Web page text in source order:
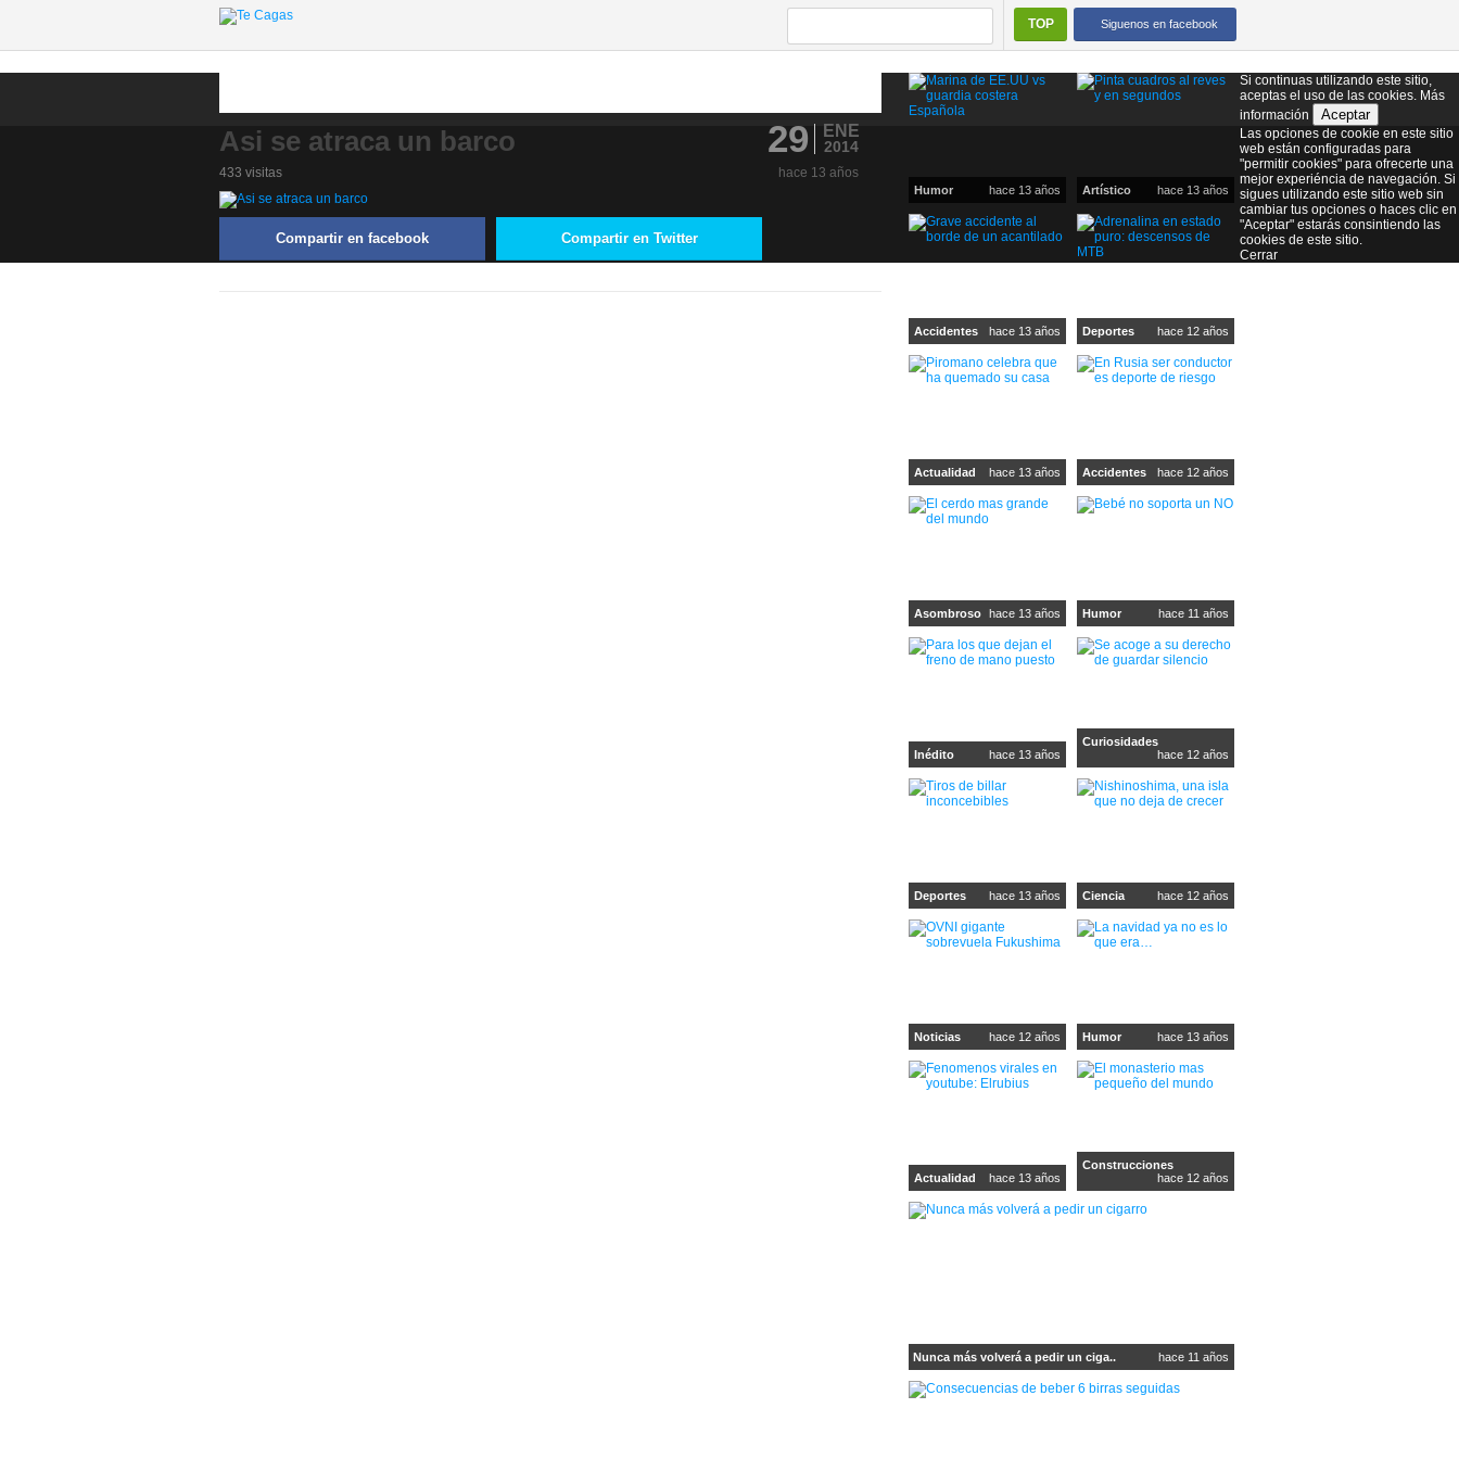
Siguenos en facebook
TOP
Asi se atraca un barco
433 visitas
29 ENE
2014
hace 13 años
Compartir en facebook Compartir en Twitter
Humor hace 13 años Artístico hace 13 años
Accidentes hace 13 años Deportes hace 12 años
Actualidad hace 13 años Accidentes hace 12 años
Asombroso hace 13 años Humor hace 11 años
Inédito hace 13 años
Curiosidades
hace 12 años
Deportes hace 13 años Ciencia hace 12 años
Noticias hace 12 años Humor hace 13 años
Actualidad hace 13 años
Construcciones
hace 12 años
Nunca más volverá a pedir un ciga.. hace 11 años
Si continuas utilizando este sitio,
aceptas el uso de las cookies. Más
información
Aceptar
Las opciones de cookie en este sitio
web están configuradas para
"permitir cookies" para ofrecerte una
mejor experiéncia de navegación. Si
sigues utilizando este sitio web sin
cambiar tus opciones o haces clic en
"Aceptar" estarás consintiendo las
cookies de este sitio.
Cerrar